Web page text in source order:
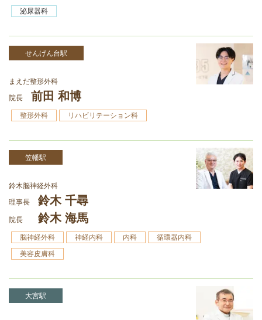
泌尿器科
せんげん台駅
まえだ整形外科
院長
前田 和博
整形外科 リハビリテーション科
笠幡駅
鈴木脳神経外科
理事長
鈴木 千尋
院長 鈴木 海馬
脳神経外科 神経内科 内科
循環器内科
美容皮膚科
大宮駅